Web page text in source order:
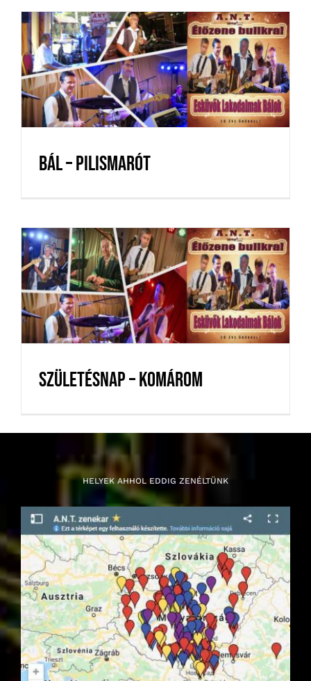
Bál – Pilismarót
Bál – Pilismarót
Születésnap – Komárom
Születésnap – Komárom
HELYEK AHHOL EDDIG ZENÉLTÜNK